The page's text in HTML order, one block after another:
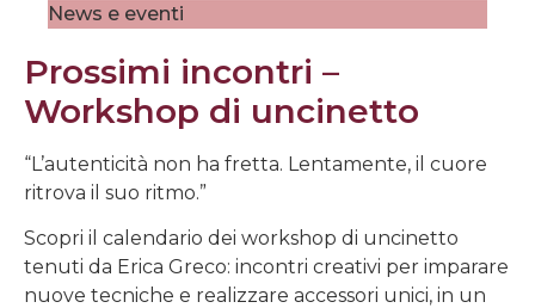
News e eventi
Prossimi incontri –
Workshop di uncinetto
“L’autenticità non ha fretta. Lentamente, il cuore
ritrova il suo ritmo.”
Scopri il calendario dei workshop di uncinetto
tenuti da Erica Greco: incontri creativi per imparare
nuove tecniche e realizzare accessori unici, in un